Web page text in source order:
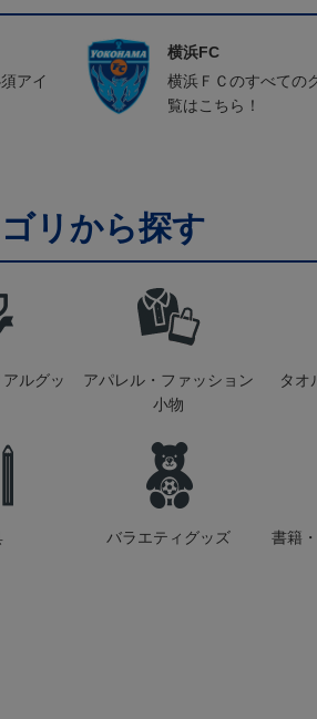
アイ
横浜FC
横浜ＦＣのすべての
覧はこちら！
リから探す
ルグッ
アパレル・ファッション
小物
タオ
バラエティグッズ 書籍